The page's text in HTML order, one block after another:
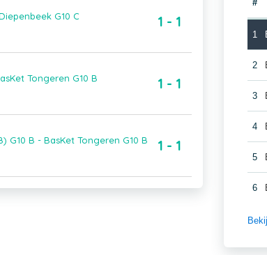
G10 C 1 - 1
Tongeren G10 B 1 - 1
G10 B - BasKet Tongeren G10 B 1 - 1
#
1
2
3
4
5
6